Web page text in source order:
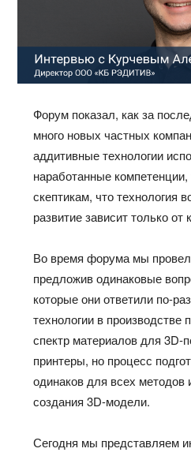
Форум показал, как за
много новых частных
аддитивные технологии
наработанные
скептикам, что технология
развитие зависит только
Во время форума мы
предложив одинаковые
которые они ответили по-
технологии в
спектр материалов для 3D-
принтеры, но процесс
одинаков для всех методов
создания 3D-модели.
Сегодня мы представляем